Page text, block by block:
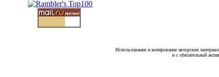
Использование и копирование авторских
и с обязательной